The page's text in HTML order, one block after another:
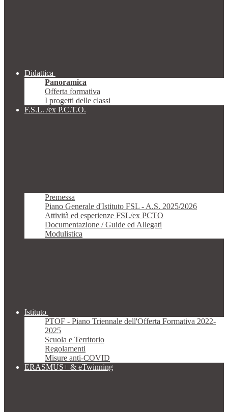
Didattica
Panoramica
Offerta formativa
I progetti delle classi
F.S.L. /ex P.C.T.O.
Premessa
Piano Generale d'Istituto FSL - A.S. 2025/2026
Attività ed esperienze FSL/ex PCTO
Documentazione / Guide ed Allegati
Modulistica
Istituto
PTOF - Piano Triennale dell'Offerta Formativa 2022-
2025
Scuola e Territorio
Regolamenti
Misure anti-COVID
ERASMUS+ & eTwinning